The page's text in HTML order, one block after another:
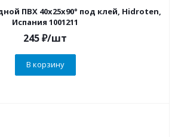
ПВХ 40х25х90° под клей, Hidroten,
Испания 1001211
245₽/шт
В корзину